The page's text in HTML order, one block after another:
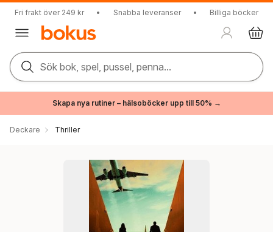
Fri frakt över 249 kr • Snabba leveranser • Billiga böcker
Sök bok, spel, pussel, penna...
Skapa nya rutiner – hälsoböcker upp till 50% →
Deckare Thriller